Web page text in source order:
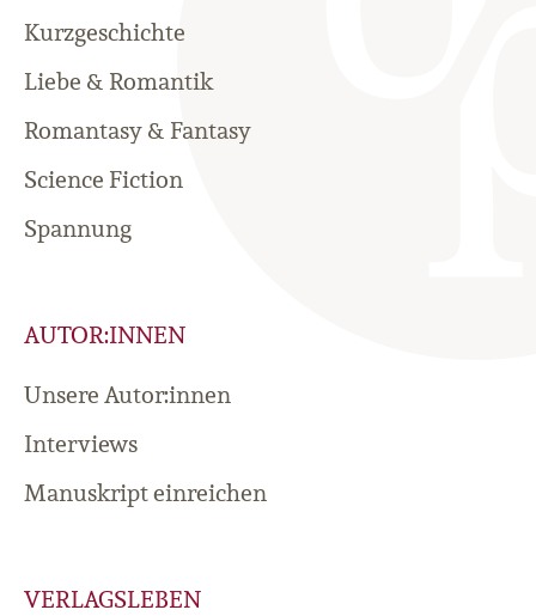
Kurzgeschichte
Liebe & Romantik
Romantasy & Fantasy
Science Fiction
Spannung
AUTOR:INNEN
Unsere Autor:innen
Interviews
Manuskript einreichen
VERLAGSLEBEN